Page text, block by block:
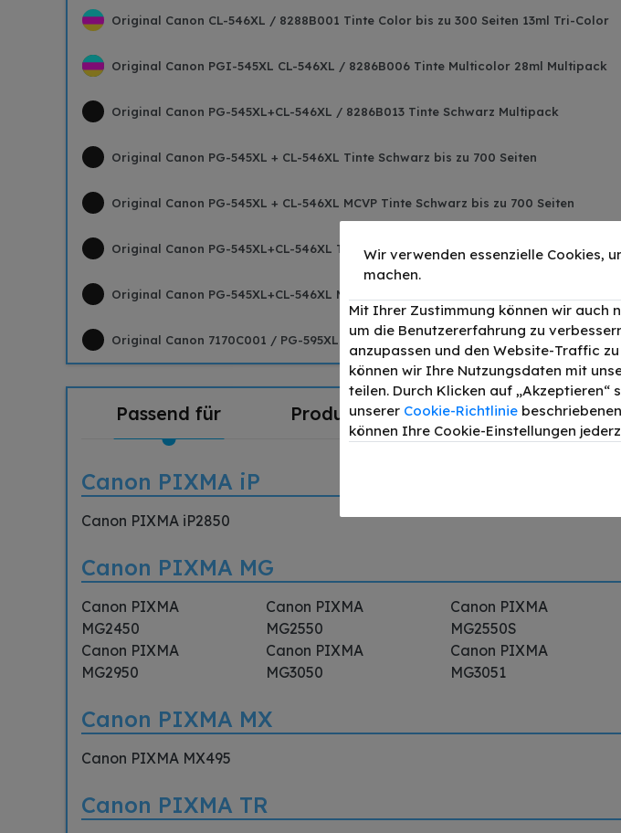
Original Canon CL-546XL / 8288B001 Tinte Color bis zu 300 Seiten 13ml Tri-Color
Original Canon PGI-545XL CL-546XL / 8286B006 Tinte Multicolor 28ml Multipack
Original Canon PG-545XL+CL-546XL / 8286B013 Tinte Schwarz Multipack
Original Canon PG-545XL + CL-546XL Tinte Schwarz bis zu 700 Seiten
Original Canon PG-545XL + CL-546XL MCVP Tinte Schwarz bis zu 700 Seiten
Original Canon PG-545XL+CL-546XL Tinte Schwarz bis zu 700 Seiten
Original Canon PG-545XL+CL-546XL MCVP Tinte Schwarz bis zu 700 Seiten
Original Canon 7170C001 / PG-595XL Tinte Schwarz bis zu 300 Seiten
Passend für Produktdetails
Canon PIXMA iP
Canon PIXMA iP2850
Canon PIXMA MG
Canon PIXMA
MG2450
Canon PIXMA
MG2550
Canon PIXMA
MG2550S
Canon PIXMA
MG2950
Canon PIXMA
MG3050
Canon PIXMA
MG3051
Canon PIXMA MX
Canon PIXMA MX495
Canon PIXMA TR
Wir verwenden essenzielle Cookies,
machen.
Mit Ihrer Zustimmung können wir auch
um die Benutzererfahrung zu
anzupassen und den Website-Traffic
können wir Ihre Nutzungsdaten mit
teilen. Durch Klicken auf „Akzeptieren“
unserer Cookie-Richtlinie
können Ihre Cookie-Einstellungen